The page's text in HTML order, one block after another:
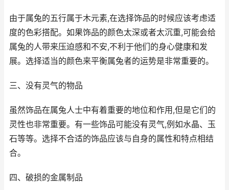
由于属兔的五行属于木元素,在选择饰品的时候应该考虑适
度的色彩搭配。如果饰品的颜色太深或者太沉重,可能会给
属兔的人带来压迫感和不安,不利于他们的身心健康和发
展。选择适当的颜色来平衡属兔者的运势是非常重要的。
三、没有灵气的物品
虽然饰品在属兔人士中有着重要的地位和作用,但是它们的
灵性也非常重要。有一些饰品可能没有灵气,例如水晶、玉
石等等。选择不合适的饰品应该与自身的属性和特点相结
合。
四、破损的金属制品